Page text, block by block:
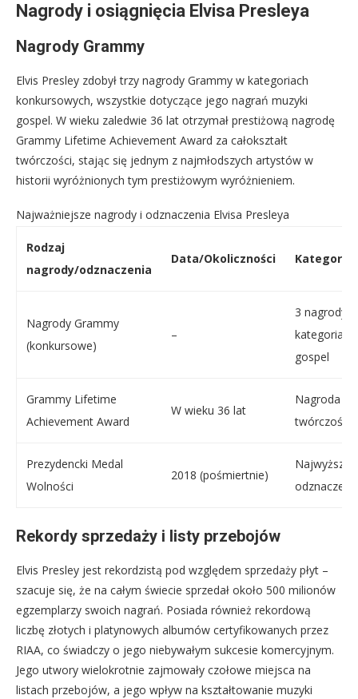
Nagrody i osiągnięcia Elvisa Presleya
Nagrody Grammy
Elvis Presley zdobył trzy nagrody Grammy w kategoriach
konkursowych, wszystkie dotyczące jego nagrań muzyki
gospel. W wieku zaledwie 36 lat otrzymał prestiżową nagrodę
Grammy Lifetime Achievement Award za całokształt
twórczości, stając się jednym z najmłodszych artystów w
historii wyróżnionych tym prestiżowym wyróżnieniem.
Najważniejsze nagrody i odznaczenia Elvisa Presleya
Rodzaj
nagrody/odznaczenia
Data/Okoliczności
Nagrody Grammy
(konkursowe)
–
3 nagrody w
gospel
Grammy Lifetime
Achievement Award
W wieku 36 lat
Nagroda za
twórczości
Prezydencki Medal
Wolności
2018 (pośmiertnie)
Najwyższe
Rekordy sprzedaży i listy przebojów
Elvis Presley jest rekordzistą pod względem sprzedaży płyt –
szacuje się, że na całym świecie sprzedał około 500 milionów
egzemplarzy swoich nagrań. Posiada również rekordową
liczbę złotych i platynowych albumów certyfikowanych przez
RIAA, co świadczy o jego niebywałym sukcesie komercyjnym.
Jego utwory wielokrotnie zajmowały czołowe miejsca na
listach przebojów, a jego wpływ na kształtowanie muzyki